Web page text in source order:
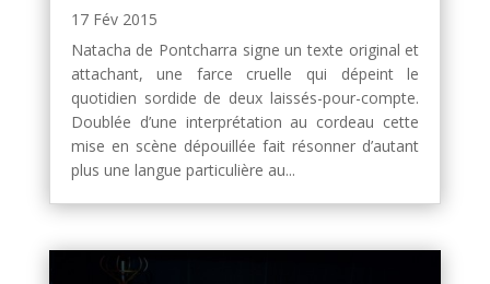
17 Fév 2015
Natacha de Pontcharra signe un texte original et
attachant, une farce cruelle qui dépeint le
quotidien sordide de deux laissés-pour-compte.
Doublée d’une interprétation au cordeau cette
mise en scène dépouillée fait résonner d’autant
plus une langue particulière au...